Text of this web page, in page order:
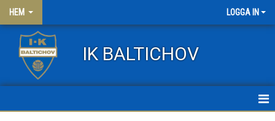
HEM LOGGA IN
IK BALTICHOV